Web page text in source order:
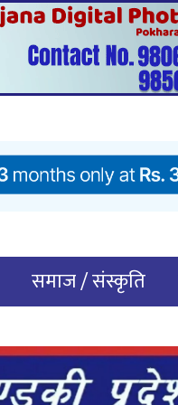
समाज / संस्कृति